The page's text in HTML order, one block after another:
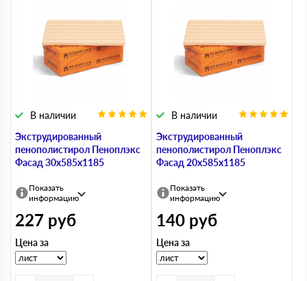
Экструдированный
пенополистирол Пеноплэкс
Фасад 30х585х1185
В наличии
Показать
информацию
227 руб
Цена за
Экструдированный
пенополистирол Пеноплэкс
Фасад 20х585х1185
В наличии
Показать
информацию
140 руб
Цена за